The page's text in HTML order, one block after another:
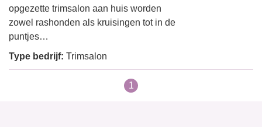
opgezette trimsalon aan huis worden
zowel rashonden als kruisingen tot in de
puntjes…
Type bedrijf: Trimsalon
1